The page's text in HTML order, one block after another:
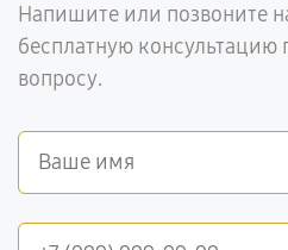
Напишите или позвоните
бесплатную
вопросу.